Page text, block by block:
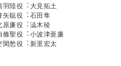
羽陸役︓大見拓土
矢聡役︓石田隼
原廉役︓澁木稜
條聖役︓小波津亜廉
閑愁役︓新里宏太